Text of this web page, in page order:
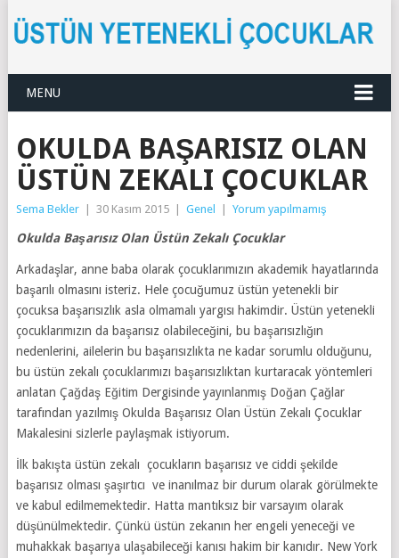
MENU
OKULDA BAŞARISIZ OLAN
ÜSTÜN ZEKALI ÇOCUKLAR
Sema Bekler 30 Kasım 2015 Genel Yorum yapılmamış
Okulda Başarısız Olan Üstün Zekalı Çocuklar
Arkadaşlar, anne baba olarak çocuklarımızın akademik hayatlarında
başarılı olmasını isteriz. Hele çocuğumuz üstün yetenekli bir
çocuksa başarısızlık asla olmamalı yargısı hakimdir. Üstün yetenekli
çocuklarımızın da başarısız olabileceğini, bu başarısızlığın
nedenlerini, ailelerin bu başarısızlıkta ne kadar sorumlu olduğunu,
bu üstün zekalı çocuklarımızı başarısızlıktan kurtaracak yöntemleri
anlatan Çağdaş Eğitim Dergisinde yayınlanmış Doğan Çağlar
tarafından yazılmış Okulda Başarısız Olan Üstün Zekalı Çocuklar
Makalesini sizlerle paylaşmak istiyorum.
İlk bakışta üstün zekalı çocukların başarısız ve ciddi şekilde
başarısız olması şaşırtıcı ve inanılmaz bir durum olarak görülmekte
ve kabul edilmemektedir. Hatta mantıksız bir varsayım olarak
düşünülmektedir. Çünkü üstün zekanın her engeli yeneceği ve
muhakkak başarıya ulaşabileceği kanısı hakim bir kanıdır. New York